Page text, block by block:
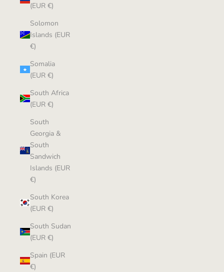
(EUR €)
Solomon
Islands (EUR
€)
Somalia
(EUR €)
South Africa
(EUR €)
South
Georgia &
South
Sandwich
Islands (EUR
€)
South Korea
(EUR €)
South Sudan
(EUR €)
Spain (EUR
€)